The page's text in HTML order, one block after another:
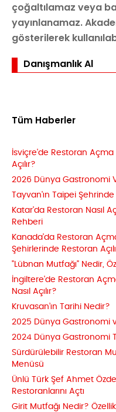
çoğaltılamaz veya
yayınlanamaz.
gösterilerek
Danışmanlık Al
Tüm Haberler
İsviçre'de Restoran Açma
Açılır?
2026 Dünya Gastronomi
Tayvan'ın Taipei Şehrinde
Katar'da Restoran Nasıl
Rehberi
Kanada'da Restoran
Şehirlerinde Restoran
"Lübnan Mutfağı" Nedir,
İngiltere'de Restoran
Nasıl Açılır?
Kruvasan’ın Tarihi Nedir?
2025 Dünya Gastronomi
2024 Dünya Gastronomi
Sürdürülebilir Restoran
Menüsü
Ünlü Türk Şef Ahmet
Restoranlarını Açtı
Girit Mutfağı Nedir?